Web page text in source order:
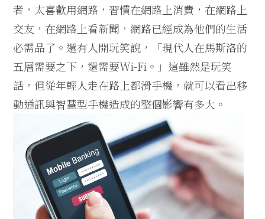
者，太喜歡用網路，習慣在網路上消費，在網路上
交友，在網路上看新聞，網路已經成為他們的生活
必需品了。還有人開玩笑說，「現代人在馬斯洛的
五層需要之下，還需要Wi-Fi。」這雖然是玩笑
話，但從年輕人走在路上都滑手機，就可以看出移
動通訊與智慧型手機造成的整個影響有多大。